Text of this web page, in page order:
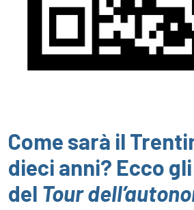
Come sarà il
dieci anni? Ecco
del Tour